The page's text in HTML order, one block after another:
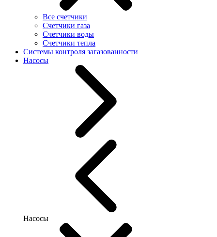
Все счетчики
Счетчики газа
Счетчики воды
Счетчики тепла
Системы контроля загазованности
Насосы
Насосы